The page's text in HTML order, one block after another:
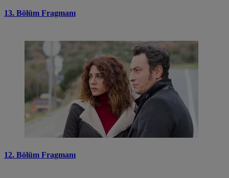
13. Bölüm Fragmanı
12. Bölüm Fragmanı